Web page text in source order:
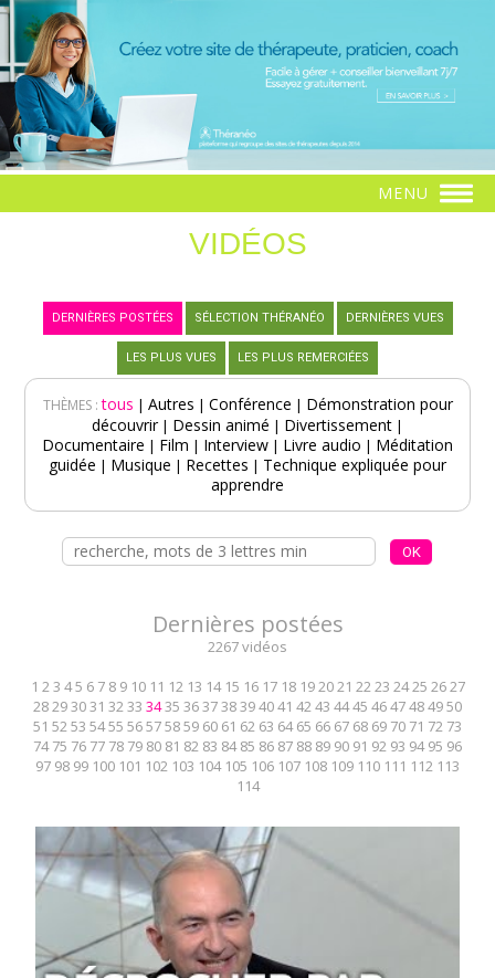
MENU
VIDÉOS
DERNIÈRES POSTÉES SÉLECTION THÉRANÉO DERNIÈRES VUES
LES PLUS VUES LES PLUS REMERCIÉES
THÈMES :tous | Autres | Conférence | Démonstration pour
découvrir| Dessin animé | Divertissement |
Documentaire | Film | Interview | Livre audio | Méditation
guidée | Musique | Recettes | Technique expliquée pour
apprendre
Dernières postées
2267 vidéos
1 23 45 6 7 8 9 10 11 12 13 14 15 16 17 18 192021 2223 2425 2627
28293031 3233 3435 363738394041 4243 4445 4647484950
51 5253 5455 56575859 60 61 62 63 64 65 66 67 68 69 70 71 72 73
74 75 76 77 78 79 80 81 82 83 84 85 86 87 88 89 90 91 92 93 94 95 96
97 98 99 100 101 102 103 104 105 106 107 108 109 110 111 112 113
114